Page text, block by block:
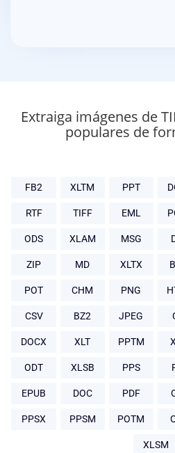
Extraiga imágenes de
populares de
FB2 XLTM PPT
RTF TIFF EML
ODS XLAM MSG
ZIP MD XLTX
POT CHM PNG
CSV BZ2 JPEG
DOCX XLT PPTM
ODT XLSB PPS
EPUB DOC PDF
PPSX PPSM POTM
XLSM